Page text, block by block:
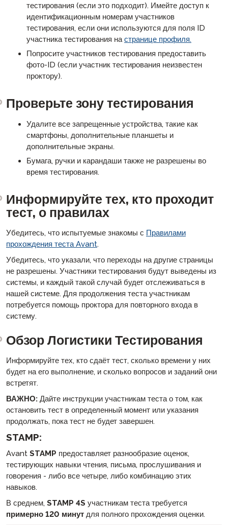
тестирования (если это подходит). Имейте доступ к
идентификационным номерам участников
тестирования, если они используются для поля ID
участника тестирования настранице профиля.
Попросите участников тестирования предоставить
фото-ID (если участник тестирования неизвестен
проктору).
Проверьте зону тестирования
Удалите все запрещенные устройства, такие как
смартфоны, дополнительные планшеты и
дополнительные экраны.
Бумага, ручки и карандаши также не разрешены во
время тестирования.
Информируйте тех, кто проходит
тест, о правилах
Убедитесь, что испытуемые знакомы с Правилами
прохождения теста Avant.
Убедитесь, что указали, что переходы на другие страницы
не разрешены. Участники тестирования будут выведены из
системы, и каждый такой случай будет отслеживаться в
нашей системе. Для продолжения теста участникам
потребуется помощь проктора для повторного входа в
систему.
Обзор Логистики Тестирования
Информируйте тех, кто сдаёт тест, сколько времени у них
будет на его выполнение, и сколько вопросов и заданий они
встретят.
ВАЖНО: Дайте инструкции участникам теста о том, как
остановить тест в определенный момент или указания
продолжать, пока тест не будет завершен.
STAMP:
Avant STAMP предоставляет разнообразие оценок,
тестирующих навыки чтения, письма, прослушивания и
говорения - либо все четыре, либо комбинацию этих
навыков.
В среднем, STAMP 4S участникам теста требуется
примерно 120 минут для полного прохождения оценки.